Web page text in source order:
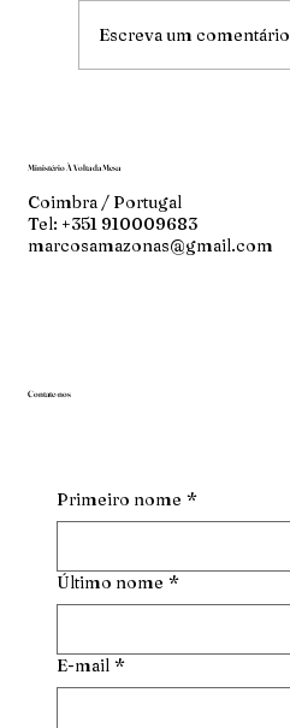
Escreva um comentário
Ministério À Volta da Mesa
Coimbra / Portugal
Tel: +351 910009683
marcosamazonas@gmail.com
Contate-nos
Primeiro nome *
Último nome *
E-mail *